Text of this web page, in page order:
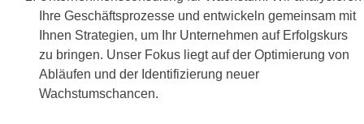
Ihre Geschäftsprozesse und entwickeln gemeinsam mit
Ihnen Strategien, um Ihr Unternehmen auf Erfolgskurs
zu bringen. Unser Fokus liegt auf der Optimierung von
Abläufen und der Identifizierung neuer
Wachstumschancen.